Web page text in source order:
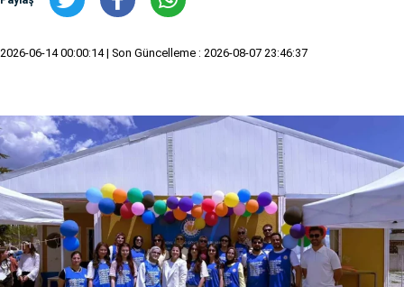
2026-06-14 00:00:14 | Son Güncelleme : 2026-08-07 23:46:37